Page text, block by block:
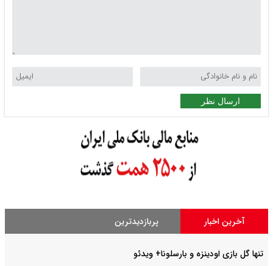
ارسال نظر
آخرین اخبار پربازدیدترین
تنها گل بازی اودینزه و بارسلونا+ ویدئو